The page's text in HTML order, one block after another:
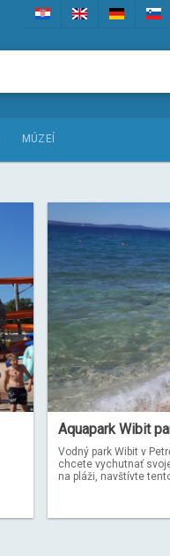
MÚZEÍ
Aquapark Wibit
Vodný park Wibit v
chcete vychutnať
na pláži, navštívte